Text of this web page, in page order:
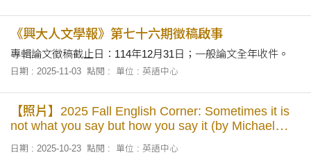
《興大人文學報》第七十六期徵稿啟事
專輯論文徵稿截止日：114年12月31日；一般論文全年收件。
日期 : 2025-11-03 點閱 : 單位 : 英語中心
【照片】2025 Fall English Corner: Sometimes it is
not what you say but how you say it (by Michael
Grosso)
日期 : 2025-10-23 點閱 : 單位 : 英語中心